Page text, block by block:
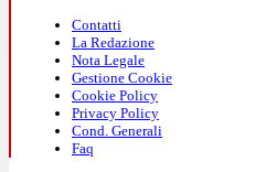
Contatti
La Redazione
Nota Legale
Gestione Cookie
Cookie Policy
Privacy Policy
Cond. Generali
Faq